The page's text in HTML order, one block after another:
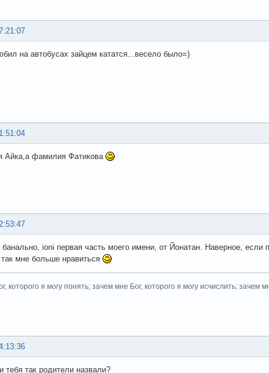
на автобусах зайцем кататся...весело было=)
Айка,а фамилия Фатикова
ioni первая часть моего имени, от Йонатан. Наверное, если
мне больше нравиться
которого я могу понять; зачем мне Бог, которого я могу исчислить; зачем
тебя так родители назвали?